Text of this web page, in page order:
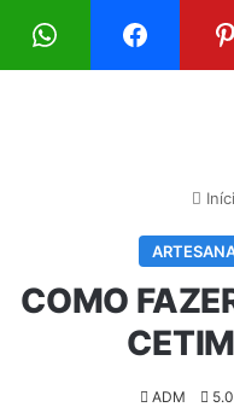
Menu
COMO
ADM